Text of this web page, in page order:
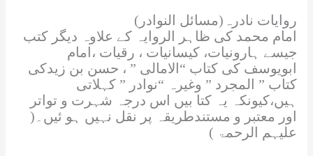
روایات نادرہ(مسائل النوادر)
امام محمد کی ظاہر الروایہ کے علاوہ دیگر کتب
جیسے ہارونیات، کیسانیات ، رقیات ،امام
ابویوسف کی کتاب “الامالی ” ، حسن بن زیدکی
کتاب ” المجرد ” وغیرہ “نوادر ” کہلاتی
ہیں،کیونکہ یہ کتا بیں اس درجہ شہرت و تواتر
اور معتبر و مستندطریقہ پر نقل نہیں ہو ئیں۔(
علیہم الرحمۃ )